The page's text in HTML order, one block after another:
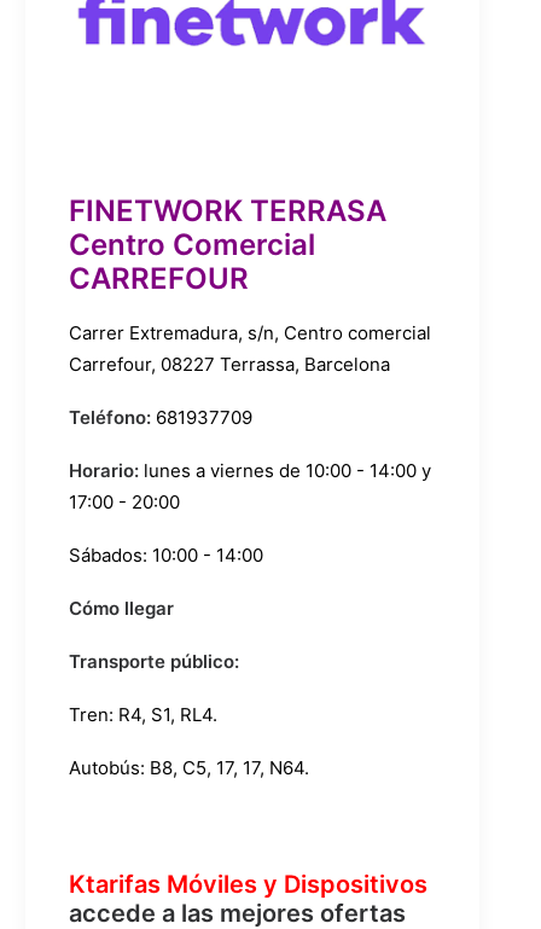
FINETWORK TERRASA
Centro Comercial
CARREFOUR
Carrer Extremadura, s/n, Centro comercial
Carrefour, 08227 Terrassa, Barcelona
Teléfono: 681937709
Horario: lunes a viernes de 10:00 - 14:00 y
17:00 - 20:00
Sábados: 10:00 - 14:00
Cómo llegar
Transporte público:
Tren: R4, S1, RL4.
Autobús: B8, C5, 17, 17, N64.
Ktarifas Móviles y Dispositivos
accede a las mejores ofertas